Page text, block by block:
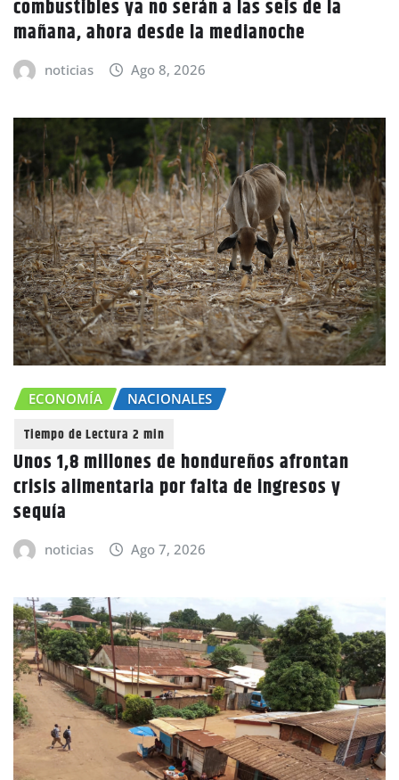
combustibles ya no serán a las seis de la
mañana, ahora desde la medianoche
noticias Ago 8, 2026
ECONOMÍA NACIONALES
Unos 1,8 millones de hondureños afrontan
crisis alimentaria por falta de ingresos y
sequía
noticias Ago 7, 2026